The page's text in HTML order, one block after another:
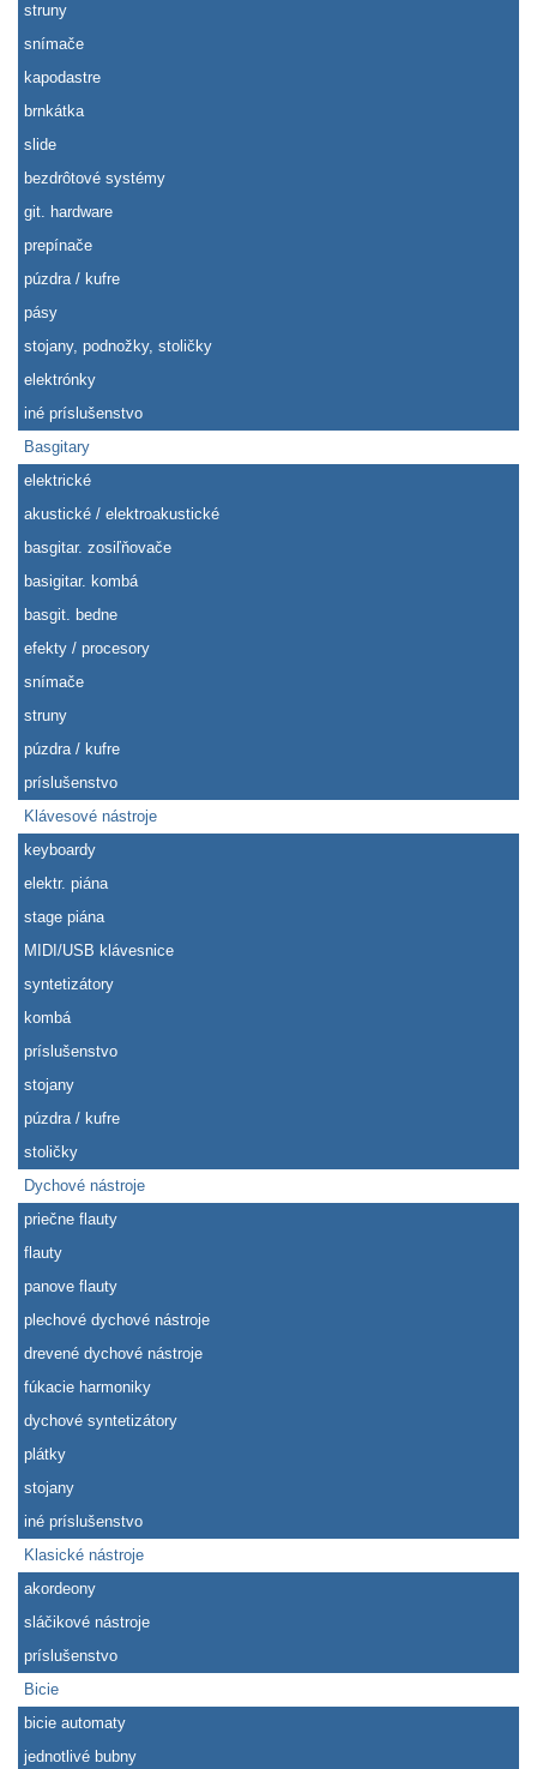
struny
snímače
kapodastre
brnkátka
slide
bezdrôtové systémy
git. hardware
prepínače
púzdra / kufre
pásy
stojany, podnožky, stoličky
elektrónky
iné príslušenstvo
Basgitary
elektrické
akustické / elektroakustické
basgitar. zosiľňovače
basigitar. kombá
basgit. bedne
efekty / procesory
snímače
struny
púzdra / kufre
príslušenstvo
Klávesové nástroje
keyboardy
elektr. piána
stage piána
MIDI/USB klávesnice
syntetizátory
kombá
príslušenstvo
stojany
púzdra / kufre
stoličky
Dychové nástroje
priečne flauty
flauty
panove flauty
plechové dychové nástroje
drevené dychové nástroje
fúkacie harmoniky
dychové syntetizátory
plátky
stojany
iné príslušenstvo
Klasické nástroje
akordeony
sláčikové nástroje
príslušenstvo
Bicie
bicie automaty
jednotlivé bubny